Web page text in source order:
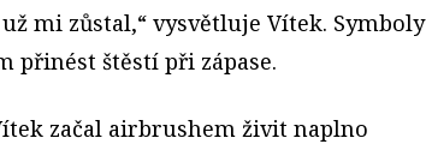
mi zůstal,“ vysvětluje Vítek. Symboly
přinést štěstí při zápase.
začal airbrushem živit naplno